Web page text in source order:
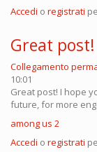
Accedi o registrati
Great
Collegamento
10:01
Great post! I hope
future, for more
among us 2
Accedi o registrati